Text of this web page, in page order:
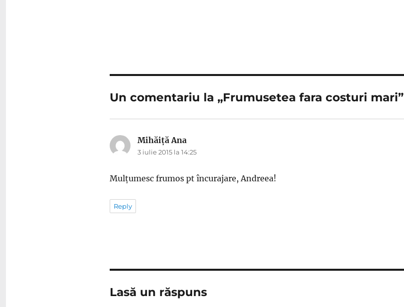
Un comentariu la „Frumusetea fara costuri mari”
Mihăiță Ana
3 iulie 2015 la 14:25
Mulțumesc frumos pt încurajare, Andreea!
Reply
Lasă un răspuns